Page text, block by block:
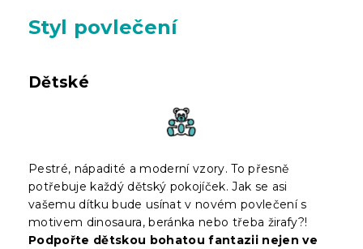
Styl povlečení
Dětské
Pestré, nápadité a moderní vzory. To přesně
potřebuje každý dětský pokojíček. Jak se asi
vašemu dítku bude usínat v novém povlečení s
motivem dinosaura, beránka nebo třeba žirafy?!
Podpořte dětskou bohatou fantazii nejen ve